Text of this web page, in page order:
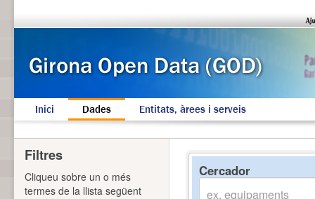
Inici Dades Entitats, àrees i serveis
Cercador
Filtres
Cliqueu sobre un o més
termes de la llista següent